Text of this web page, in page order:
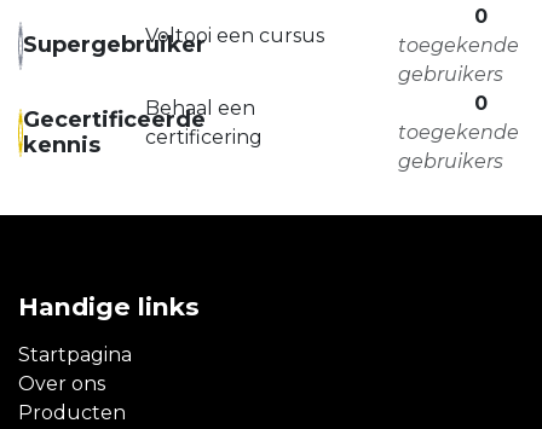
SupergebruikerVoltooi een cursus
0
toegekende
gebruikers
Gecertificeerde
kennis
Behaal een
certificering
0
toegekende
gebruikers
Handige links
Startpagina
Over ons
Producten